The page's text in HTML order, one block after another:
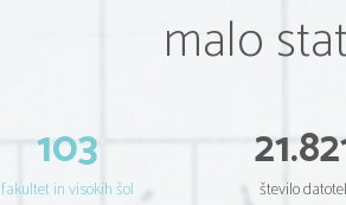
malo
103
fakultet in visokih šol število